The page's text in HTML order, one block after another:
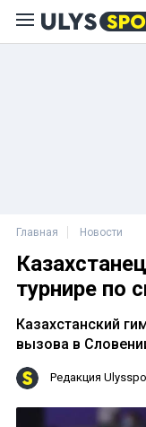
Главная Новости
турнире по
Казахстанский
вызова в
Редакция